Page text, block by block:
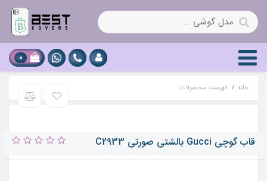
0
خانه فهرست محصولات
قاب گوچی Gucci بالشتی صورتی C2933